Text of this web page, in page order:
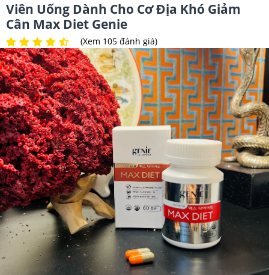
Viên Uống Dành Cho Cơ Địa Khó Giảm
Cân Max Diet Genie
(Xem 105 đánh giá)